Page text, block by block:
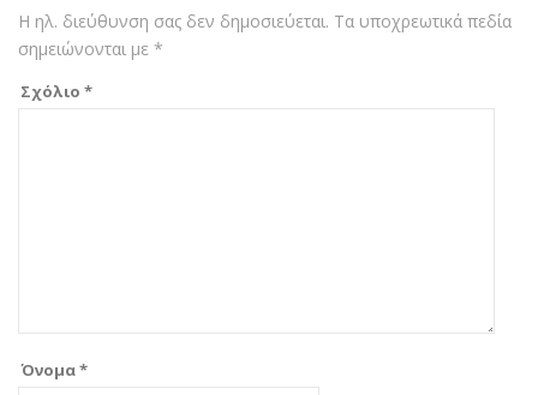
Η ηλ. διεύθυνση σας δεν δημοσιεύεται. Τα υποχρεωτικά πεδία
σημειώνονται με *
Σχόλιο *
Όνομα*